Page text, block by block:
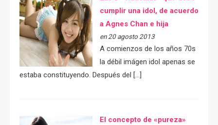
cumplir una idol, de acuerdo
a Agnes Chan e hija
en 20 agosto 2013
A comienzos de los años 70s
la débil imágen idol apenas se
estaba constituyendo. Después del […]
El concepto de «pureza»